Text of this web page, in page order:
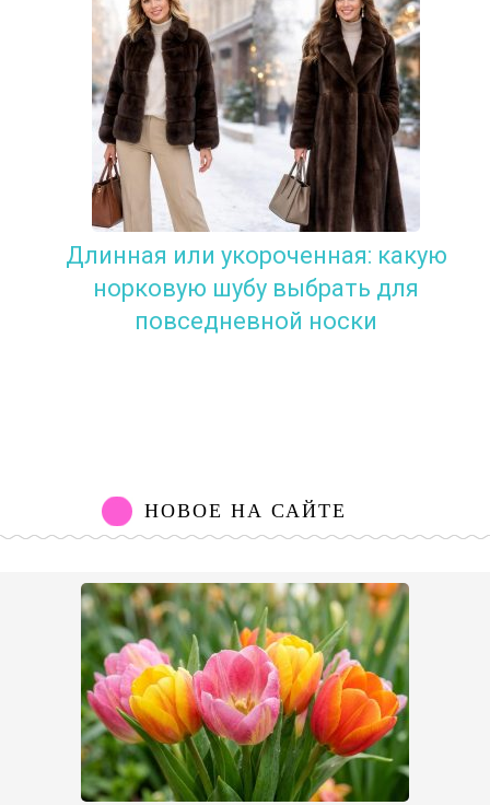
Длинная или укороченная: какую
норковую шубу выбрать для
повседневной носки
НОВОЕ НА САЙТЕ